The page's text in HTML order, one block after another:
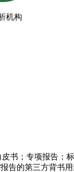
机构
书；专项报告；
告的第三方背书用